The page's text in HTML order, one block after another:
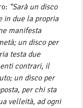
“Sarà un disco
in due la propria
manifesta
un disco per
testa due
contrari, il
un disco per
per chi sta
velleità, ad ogni